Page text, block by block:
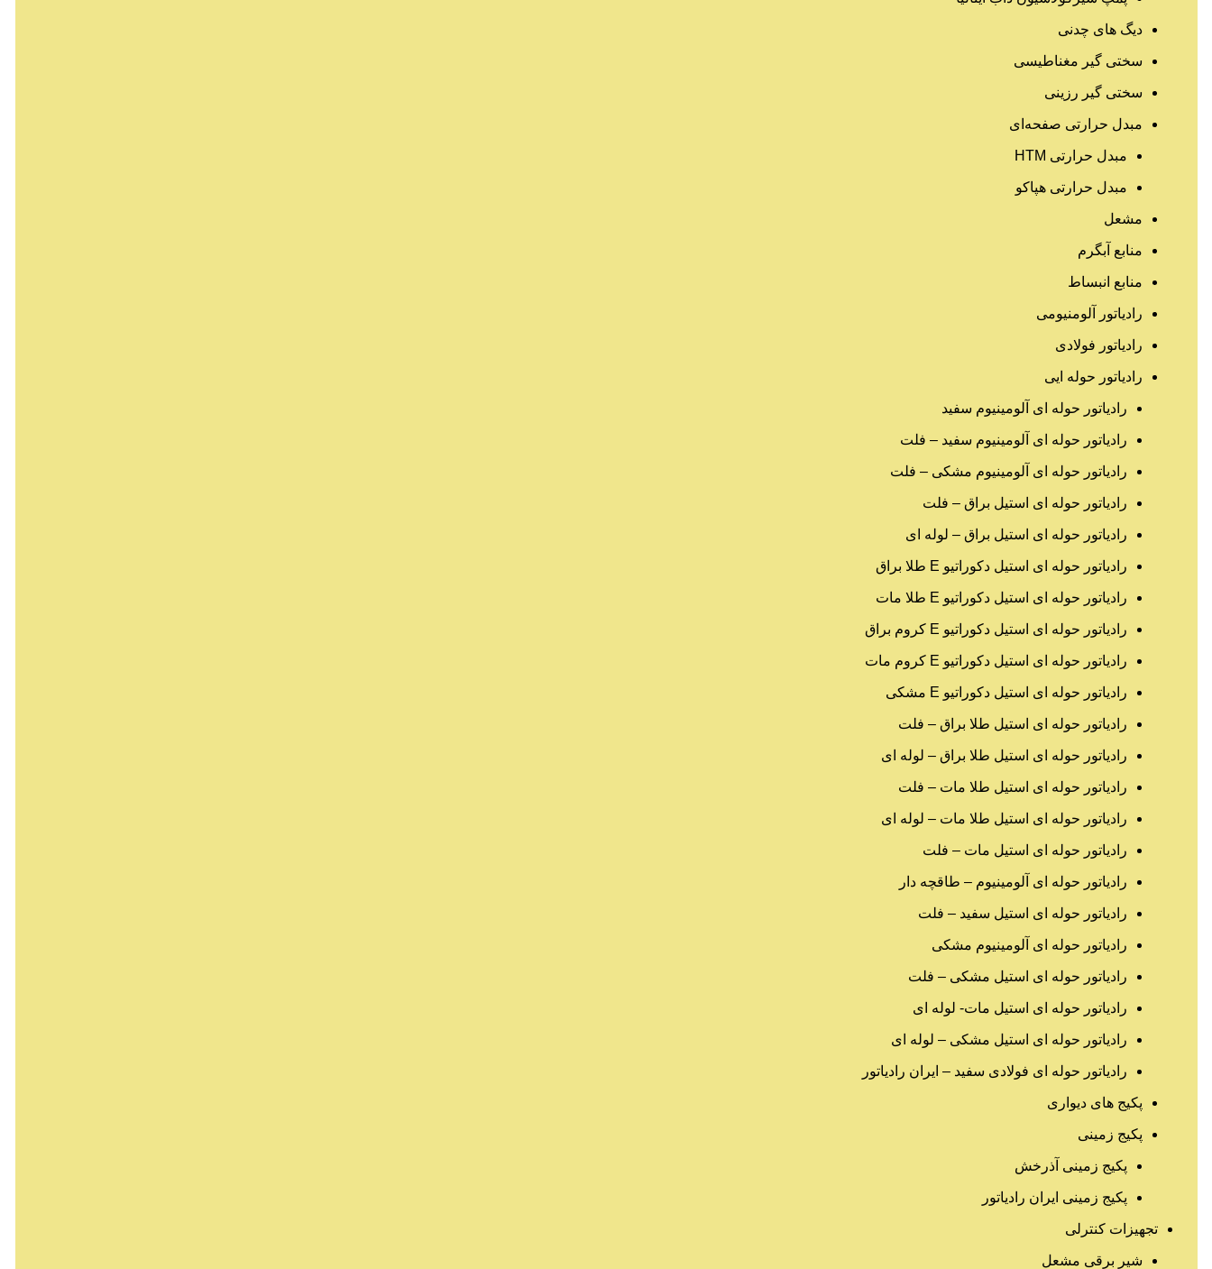
دیگ های چدنی
سختی گیر مغناطیسی
سختی گیر رزینی
مبدل حرارتی صفحه‌ای
مبدل حرارتی HTM‎
مبدل حرارتی هپاکو
مشعل
منابع آبگرم
منابع انبساط
رادیاتور آلومنیومی
رادیاتور فولادی
رادیاتور حوله ایی
رادیاتور حوله ای آلومینیوم سفید
رادیاتور حوله ای آلومینیوم سفید – فلت
رادیاتور حوله ای آلومینیوم مشکی – فلت
رادیاتور حوله ای استیل براق – فلت
رادیاتور حوله ای استیل براق – لوله ای
رادیاتور حوله ای استیل دکوراتیو E طلا براق
رادیاتور حوله ای استیل دکوراتیو E طلا مات
رادیاتور حوله ای استیل دکوراتیو E کروم براق
رادیاتور حوله ای استیل دکوراتیو E کروم مات
رادیاتور حوله ای استیل دکوراتیو E مشکی
رادیاتور حوله ای استیل طلا براق – فلت
رادیاتور حوله ای استیل طلا براق – لوله ای
رادیاتور حوله ای استیل طلا مات – فلت
رادیاتور حوله ای استیل طلا مات – لوله ای
رادیاتور حوله ای استیل مات – فلت
رادیاتور حوله ای آلومینیوم – طاقچه دار
رادیاتور حوله ای استیل سفید – فلت
رادیاتور حوله ای آلومینیوم مشکی
رادیاتور حوله ای استیل مشکی – فلت
رادیاتور حوله ای استیل مات- لوله ای
رادیاتور حوله ای استیل مشکی – لوله ای
رادیاتور حوله ای فولادی سفید – ایران رادیاتور
پکیج های دیواری
پکیج زمینی
پکیج زمینی آذرخش
پکیج زمینی ایران رادیاتور
تجهیزات کنترلی
شیر برقی مشعل